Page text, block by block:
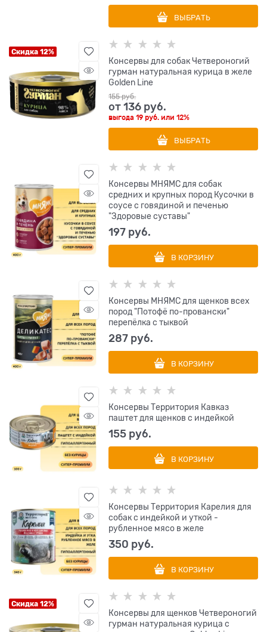
ВЫБРАТЬ
Скидка 12%
Консервы для собак Четвероногий
гурман натуральная курица в желе
Golden Line
155 руб.
от136 руб.
выгода19 руб. или12%
ВЫБРАТЬ
Консервы МНЯМС для собак
средних и крупных пород Кусочки в
соусе с говядиной и печенью
"Здоровые суставы"
197 руб.
В КОРЗИНУ
Консервы МНЯМС для щенков всех
пород "Потофё по-провански"
перепёлка с тыквой
287 руб.
В КОРЗИНУ
Консервы Территория Кавказ
паштет для щенков с индейкой
155 руб.
В КОРЗИНУ
Консервы Территория Карелия для
собак с индейкой и уткой -
рубленное мясо в желе
350 руб.
В КОРЗИНУ
Скидка 12%
Консервы для щенков Четвероногий
гурман натуральная курица с